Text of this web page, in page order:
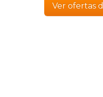
Ver ofertas